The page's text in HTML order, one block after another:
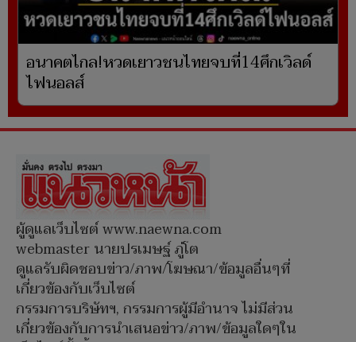
อนาคตไกล!หวดเยาวชนไทยจบที่14ศึกเวิลด์
ไฟนอลส์
ผู้ดูแลเว็บไซต์ www.naewna.com
webmaster นายปรเมษฐ์ ภู่โต
ดูแลรับผิดชอบข่าว/ภาพ/โฆษณา/ข้อมูลอื่นๆที่
เกี่ยวข้องกับเว็บไซต์
กรรมการบริษัทฯ, กรรมการผู้มีอำนาจ ไม่มีส่วน
เกี่ยวข้องกับการนำเสนอข่าว/ภาพ/ข้อมูลใดๆใน